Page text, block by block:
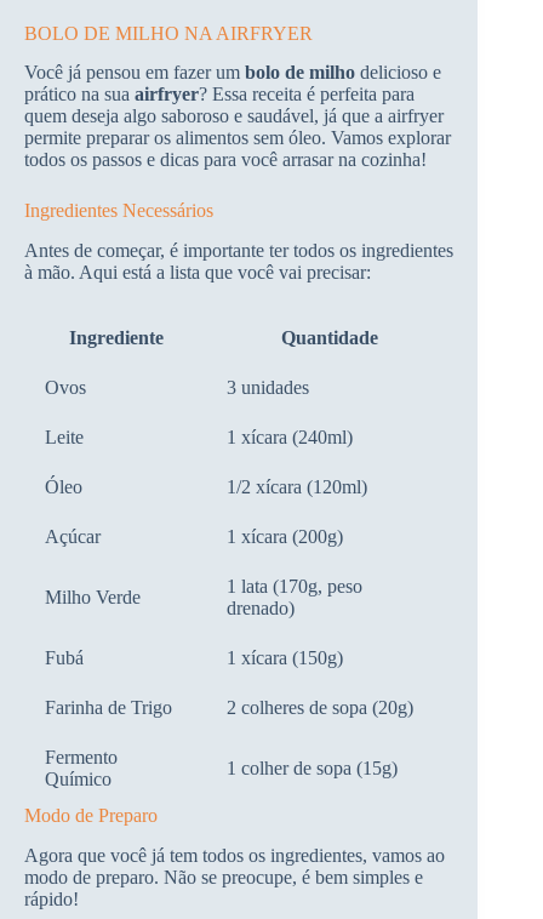
BOLO DE MILHO NA AIRFRYER
Você já pensou em fazer um bolo de milho delicioso e
prático na sua airfryer? Essa receita é perfeita para
quem deseja algo saboroso e saudável, já que a airfryer
permite preparar os alimentos sem óleo. Vamos explorar
todos os passos e dicas para você arrasar na cozinha!
Ingredientes Necessários
Antes de começar, é importante ter todos os ingredientes
à mão. Aqui está a lista que você vai precisar:
Ingrediente Quantidade
Ovos 3 unidades
Leite 1 xícara (240ml)
Óleo 1/2 xícara (120ml)
Açúcar 1 xícara (200g)
Milho Verde
1 lata (170g, peso
drenado)
Fubá 1 xícara (150g)
Farinha de Trigo 2 colheres de sopa (20g)
Fermento
Químico
1 colher de sopa (15g)
Modo de Preparo
Agora que você já tem todos os ingredientes, vamos ao
modo de preparo. Não se preocupe, é bem simples e
rápido!